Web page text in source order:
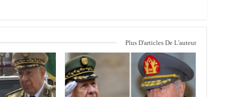
Plus D'articles De L'auteur